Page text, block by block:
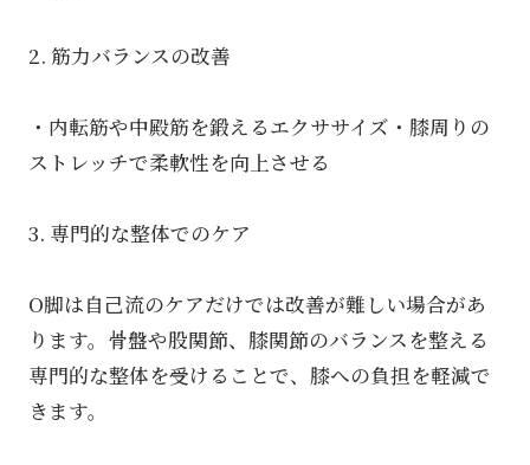
2. 筋力バランスの改善
・内転筋や中殿筋を鍛えるエクササイズ・膝周りの
ストレッチで柔軟性を向上させる
3. 専門的な整体でのケア
O脚は自己流のケアだけでは改善が難しい場合があ
ります。骨盤や股関節、膝関節のバランスを整える
専門的な整体を受けることで、膝への負担を軽減で
きます。